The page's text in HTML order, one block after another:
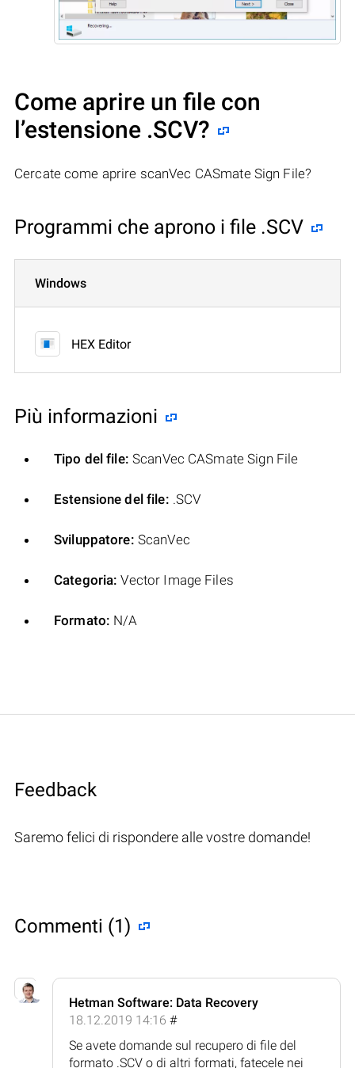
Come aprire un file con
l’estensione .SCV?
Cercate come aprire scanVec CASmate Sign File?
Programmi che aprono i file .SCV
Windows
HEX Editor
Più informazioni
Tipo del file: ScanVec CASmate Sign File
Estensione del file: .SCV
Sviluppatore: ScanVec
Categoria: Vector Image Files
Formato: N/A
Feedback
Saremo felici di rispondere alle vostre domande!
Commenti (1)
Hetman Software: Data Recovery
18.12.2019 14:16 #
Se avete domande sul recupero di file del
formato .SCV o di altri formati, fatecele nei